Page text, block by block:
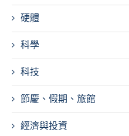
硬體
科學
科技
節慶、假期、旅館
經濟與投資